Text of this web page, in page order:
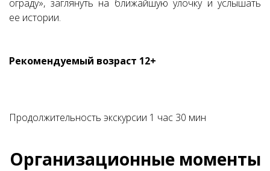
ограду», заглянуть на ближайшую улочку и услышать
ее истории.
Рекомендуемый возраст 12+
Продолжительность экскурсии 1 час 30 мин
Организационные моменты